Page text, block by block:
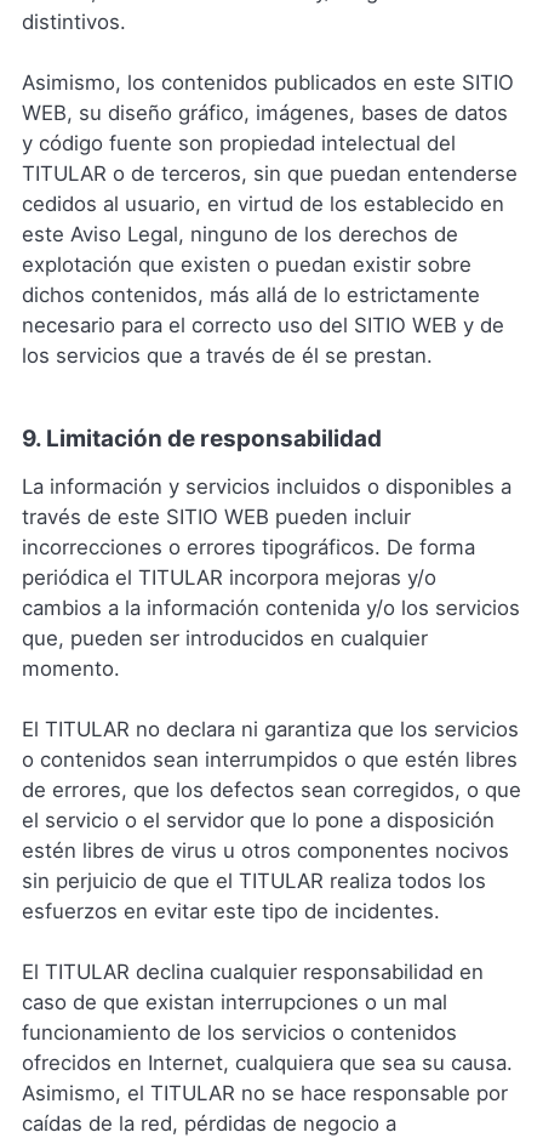
distintivos.
Asimismo, los contenidos publicados en este SITIO
WEB, su diseño gráfico, imágenes, bases de datos
y código fuente son propiedad intelectual del
TITULAR o de terceros, sin que puedan entenderse
cedidos al usuario, en virtud de los establecido en
este Aviso Legal, ninguno de los derechos de
explotación que existen o puedan existir sobre
dichos contenidos, más allá de lo estrictamente
necesario para el correcto uso del SITIO WEB y de
los servicios que a través de él se prestan.
9. Limitación de responsabilidad
La información y servicios incluidos o disponibles a
través de este SITIO WEB pueden incluir
incorrecciones o errores tipográficos. De forma
periódica el TITULAR incorpora mejoras y/o
cambios a la información contenida y/o los servicios
que, pueden ser introducidos en cualquier
momento.
El TITULAR no declara ni garantiza que los servicios
o contenidos sean interrumpidos o que estén libres
de errores, que los defectos sean corregidos, o que
el servicio o el servidor que lo pone a disposición
estén libres de virus u otros componentes nocivos
sin perjuicio de que el TITULAR realiza todos los
esfuerzos en evitar este tipo de incidentes.
El TITULAR declina cualquier responsabilidad en
caso de que existan interrupciones o un mal
funcionamiento de los servicios o contenidos
ofrecidos en Internet, cualquiera que sea su causa.
Asimismo, el TITULAR no se hace responsable por
caídas de la red, pérdidas de negocio a